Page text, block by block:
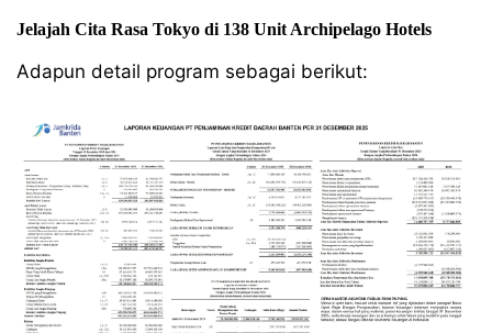
Jelajah Cita Rasa Tokyo di 138 Unit Archipelago Hotels
Adapun detail program sebagai berikut: